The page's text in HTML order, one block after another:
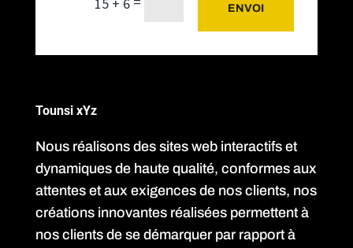
ENVOI
Tounsi xYz
Nous réalisons des sites web interactifs et
dynamiques de haute qualité, conformes aux
attentes et aux exigences de nos clients, nos
créations innovantes réalisées permettent à
nos clients de se démarquer par rapport à